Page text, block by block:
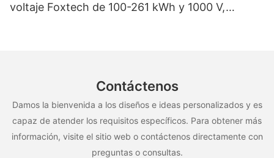
voltaje Foxtech de 100-261 kWh y 1000 V,
Contáctenos
Damos la bienvenida a los diseños e ideas personalizados y es
capaz de atender los requisitos específicos. Para obtener más
información, visite el sitio web o contáctenos directamente con
preguntas o consultas.